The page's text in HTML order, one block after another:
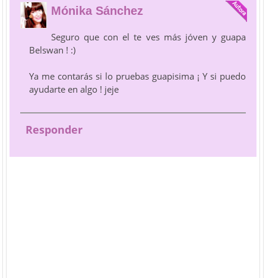
Mónika Sánchez
Seguro que con el te ves más jóven y guapa
Belswan ! :)
Ya me contarás si lo pruebas guapisima ¡ Y si puedo
ayudarte en algo ! jeje
Responder